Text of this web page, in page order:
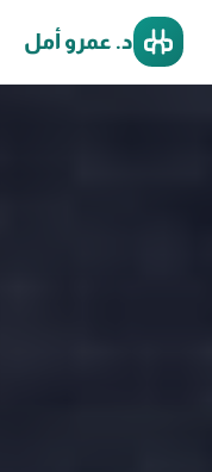
د. عمرو أمل